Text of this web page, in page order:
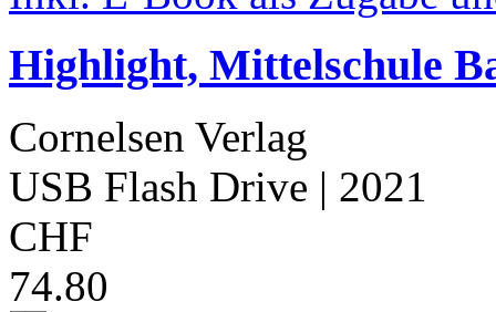
Highlight, Mittelschule
Cornelsen Verlag
USB Flash Drive | 2021
CHF
74.80